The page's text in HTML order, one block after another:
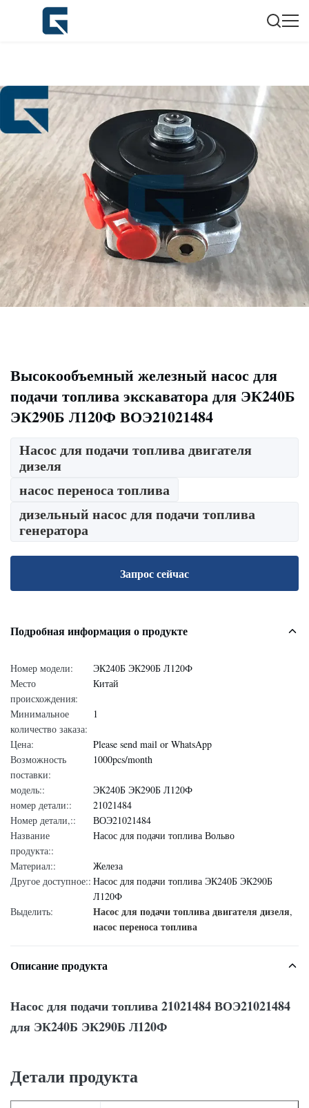
Высокообъемный железный насос для
подачи топлива экскаватора для ЭК240Б
ЭК290Б Л120Ф ВОЭ21021484
Насос для подачи топлива двигателя
дизеля
насос переноса топлива
дизельный насос для подачи топлива
генератора
Запрос сейчас
Подробная информация о продукте
Номер модели:
ЭК240Б ЭК290Б Л120Ф
Место
происхождения:
Китай
Минимальное
количество заказа:
1
Цена:
Please send mail or WhatsApp
Возможность
поставки:
1000pcs/month
модель::
ЭК240Б ЭК290Б Л120Ф
номер детали::
21021484
Номер детали,::
ВОЭ21021484
Название
продукта::
Насос для подачи топлива Вольво
Материал::
Железа
Другое доступное:: Насос для подачи топлива ЭК240Б ЭК290Б
Л120Ф
Выделить:
Насос для подачи топлива двигателя дизеля,
насос переноса топлива
Описание продукта
Насос для подачи топлива 21021484 ВОЭ21021484
для ЭК240Б ЭК290Б Л120Ф
Детали продукта